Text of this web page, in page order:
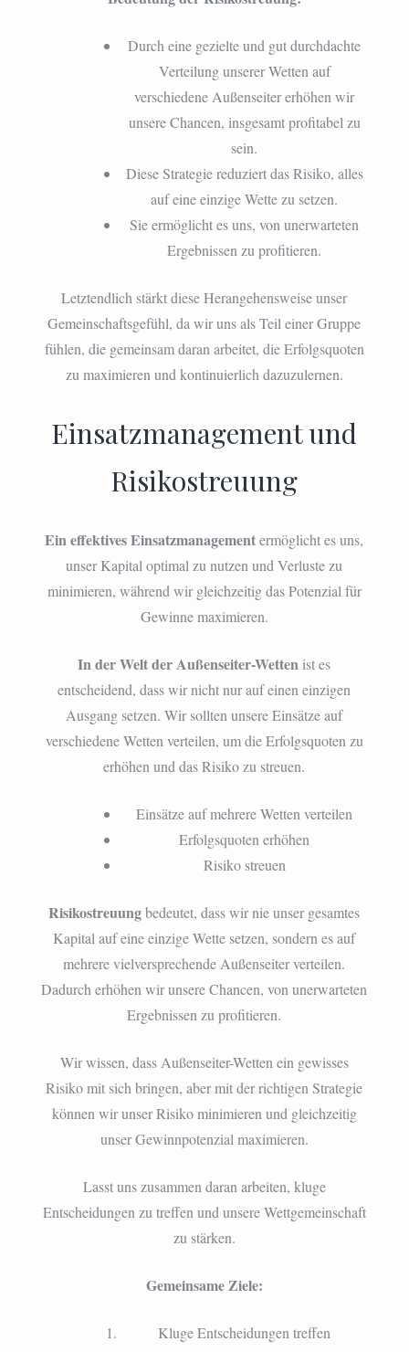
Durch eine gezielte und gut durchdachte
Verteilung unserer Wetten auf
verschiedene Außenseiter erhöhen wir
unsere Chancen, insgesamt profitabel zu
sein.
Diese Strategie reduziert das Risiko, alles
auf eine einzige Wette zu setzen.
Sie ermöglicht es uns, von unerwarteten
Ergebnissen zu profitieren.
Letztendlich stärkt diese Herangehensweise unser
Gemeinschaftsgefühl, da wir uns als Teil einer Gruppe
fühlen, die gemeinsam daran arbeitet, die Erfolgsquoten
zu maximieren und kontinuierlich dazuzulernen.
Einsatzmanagement und
Risikostreuung
Ein effektives Einsatzmanagementermöglicht es uns,
unser Kapital optimal zu nutzen und Verluste zu
minimieren, während wir gleichzeitig das Potenzial für
Gewinne maximieren.
In der Welt der Außenseiter-Wetten ist es
entscheidend, dass wir nicht nur auf einen einzigen
Ausgang setzen. Wir sollten unsere Einsätze auf
verschiedene Wetten verteilen, um die Erfolgsquoten zu
erhöhen und das Risiko zu streuen.
Einsätze auf mehrere Wetten verteilen
Erfolgsquoten erhöhen
Risiko streuen
Risikostreuungbedeutet, dass wir nie unser gesamtes
Kapital auf eine einzige Wette setzen, sondern es auf
mehrere vielversprechende Außenseiter verteilen.
Dadurch erhöhen wir unsere Chancen, von unerwarteten
Ergebnissen zu profitieren.
Wir wissen, dass Außenseiter-Wetten ein gewisses
Risiko mit sich bringen, aber mit der richtigen Strategie
können wir unser Risiko minimieren und gleichzeitig
unser Gewinnpotenzial maximieren.
Lasst uns zusammen daran arbeiten, kluge
Entscheidungen zu treffen und unsere Wettgemeinschaft
zu stärken.
Gemeinsame Ziele:
Kluge Entscheidungen treffen